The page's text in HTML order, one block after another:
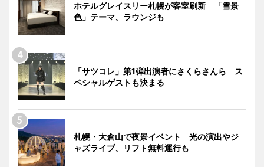
ホテルグレイスリー札幌が客室刷新 「雪景
色」テーマ、ラウンジも
「サツコレ」第1弾出演者にさくらさんら ス
ペシャルゲストも決まる
札幌・大倉山で夜景イベント 光の演出やジ
ャズライブ、リフト無料運行も